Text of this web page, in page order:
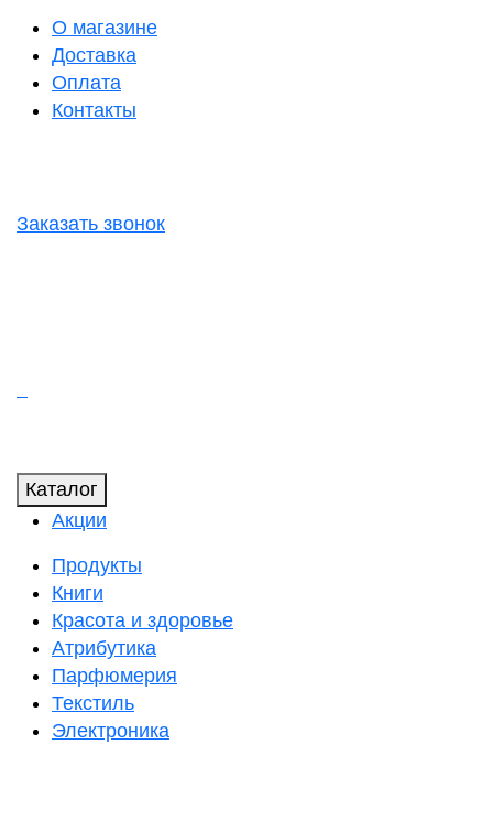
О магазине
Доставка
Оплата
Контакты
Заказать звонок
Каталог
Акции
Продукты
Книги
Красота и здоровье
Атрибутика
Парфюмерия
Текстиль
Электроника